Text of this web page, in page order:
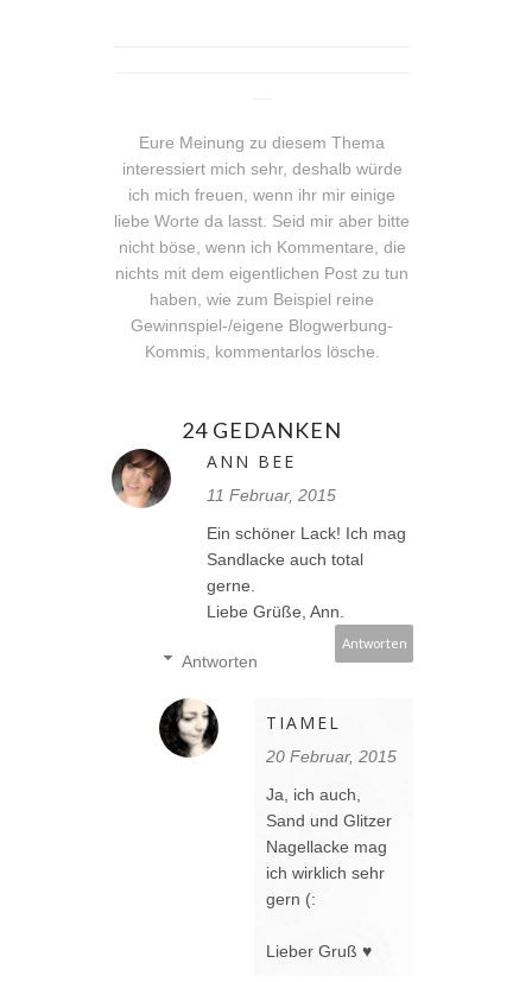
Eure Meinung zu diesem Thema
interessiert mich sehr, deshalb würde
ich mich freuen, wenn ihr mir einige
liebe Worte da lasst. Seid mir aber bitte
nicht böse, wenn ich Kommentare, die
nichts mit dem eigentlichen Post zu tun
haben, wie zum Beispiel reine
Gewinnspiel-/eigene Blogwerbung-
Kommis, kommentarlos lösche.
24 GEDANKEN
ANN BEE
11 Februar, 2015
Ein schöner Lack! Ich mag
Sandlacke auch total
gerne.
Liebe Grüße, Ann.
Antworten
Antworten
TIAMEL
20 Februar, 2015
Ja, ich auch,
Sand und Glitzer
Nagellacke mag
ich wirklich sehr
gern (:
Lieber Gruß ♥